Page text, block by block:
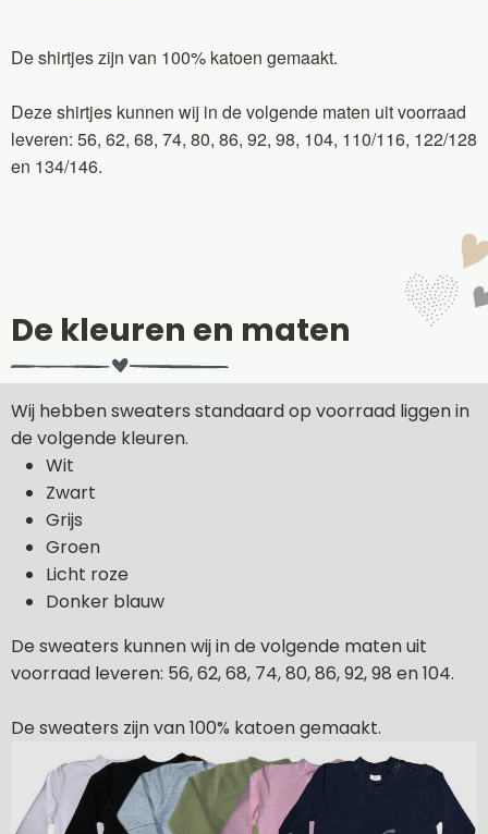
De shirtjes zijn van 100% katoen gemaakt.
Deze shirtjes kunnen wij in de volgende maten uit voorraad
leveren: 56, 62, 68, 74, 80, 86, 92, 98, 104, 110/116, 122/128
en 134/146.
De kleuren en maten
Wij hebben sweaters standaard op voorraad liggen in
de volgende kleuren.
Wit
Zwart
Grijs
Groen
Licht roze
Donker blauw
De sweaters kunnen wij in de volgende maten uit
voorraad leveren: 56, 62, 68, 74, 80, 86, 92, 98 en 104.
De sweaters zijn van 100% katoen gemaakt.